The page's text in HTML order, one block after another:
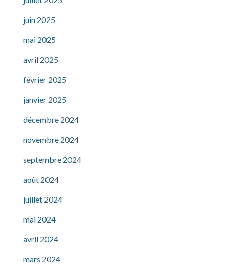
juin 2025
mai 2025
avril 2025
février 2025
janvier 2025
décembre 2024
novembre 2024
septembre 2024
août 2024
juillet 2024
mai 2024
avril 2024
mars 2024